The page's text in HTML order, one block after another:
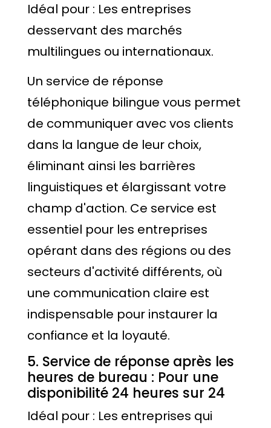
Idéal pour : Les entreprises
desservant des marchés
multilingues ou internationaux.
Un service de réponse
téléphonique bilingue vous permet
de communiquer avec vos clients
dans la langue de leur choix,
éliminant ainsi les barrières
linguistiques et élargissant votre
champ d'action. Ce service est
essentiel pour les entreprises
opérant dans des régions ou des
secteurs d'activité différents, où
une communication claire est
indispensable pour instaurer la
confiance et la loyauté.
5. Service de réponse après les
heures de bureau : Pour une
disponibilité 24 heures sur 24
Idéal pour : Les entreprises qui